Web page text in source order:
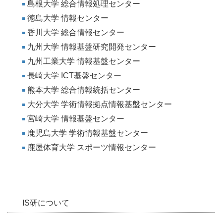
島根大学 総合情報処理センター
徳島大学 情報センター
香川大学 総合情報センター
九州大学 情報基盤研究開発センター
九州工業大学 情報基盤センター
長崎大学 ICT基盤センター
熊本大学 総合情報統括センター
大分大学 学術情報拠点情報基盤センター
宮崎大学 情報基盤センター
鹿児島大学 学術情報基盤センター
鹿屋体育大学 スポーツ情報センター
IS研について